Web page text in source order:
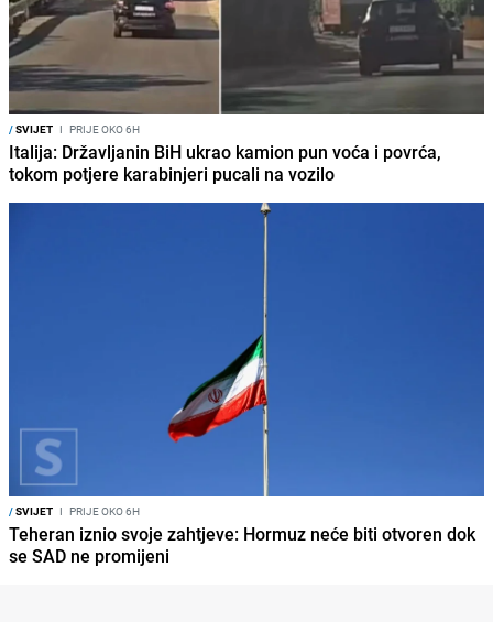
/SVIJET I PRIJE OKO 6H
Italija: Državljanin BiH ukrao kamion pun voća i povrća,
tokom potjere karabinjeri pucali na vozilo
/SVIJET I PRIJE OKO 6H
Teheran iznio svoje zahtjeve: Hormuz neće biti otvoren dok
se SAD ne promijeni